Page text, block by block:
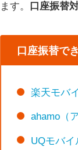
ます。
口座振替
口座振替で
楽天モバ
ahamo（
UQモバイ